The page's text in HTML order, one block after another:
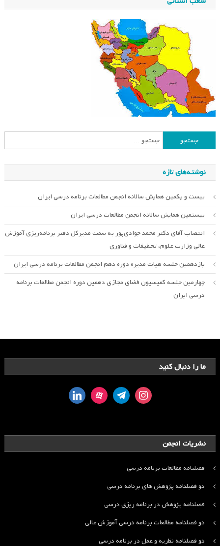
جستجو
برای:
نوشته‌های تازه
بیست و یکمین همایش سالانه انجمن مطالعات برنامه درسی ایران
بیستمین همایش سالانه انجمن مطالعات درسی ایران
انتصاب آقای دکتر محمد جوادی‌پور به سمت مدیرکل دفتر برنامه‌ریزی آموزش
عالی وزارت علوم، تحقیقات و فناوری
یازدهمین جلسه هیات مدیره دوره دهم انجمن مطالعات برنامه درسی ایران
چهارمین جلسه کمیسیون فضای مجازی دهمین دوره انجمن مطالعات برنامه
درسی ایران
ما را دنبال کنید
instagram
telegram
aparat
linkedin
نشریات انجمن
فصلنامه مطالعات برنامه درسی
دو فصلنامه پژوهش های برنامه درسی
فصلنامه پژوهش در برنامه ریزی درسی
دو فصلنامه مطالعات برنامه درسی آموزش عالی
دو فصلنامه نظریه و عمل در برنامه درسی